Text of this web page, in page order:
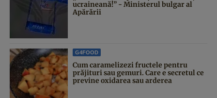
ucraineană!” - Ministerul bulgar al
Apărării
G4FOOD
Cum caramelizezi fructele pentru
prăjituri sau gemuri. Care e secretul ce
previne oxidarea sau arderea